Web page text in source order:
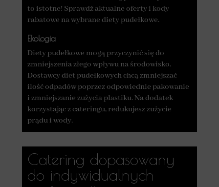
to istotne! Sprawdź aktualne oferty i kody
rabatowe na wybrane diety pudełkowe.
Ekologia
Diety pudełkowe mogą przyczynić się do
zmniejszenia złego wpływu na środowisko.
Dostawcy diet pudełkowych chcą zmniejszać
ilość odpadów poprzez odpowiednie pakowanie
i zmniejszanie zużycia plastiku. Na dodatek
korzystając z cateringu, redukujesz zużycie
prądu i wody.
Catering dopasowany
do indywidualnych